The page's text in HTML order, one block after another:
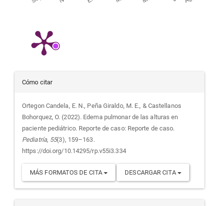
Detalles
del
artículo
Cómo citar
Ortegon Candela, E. N., Peña Giraldo, M. E., & Castellanos
Bohorquez, O. (2022). Edema pulmonar de las alturas en
paciente pediátrico. Reporte de caso: Reporte de caso.
Pediatría, 55(3), 159–163.
https://doi.org/10.14295/rp.v55i3.334
MÁS FORMATOS DE CITA DESCARGAR CITA